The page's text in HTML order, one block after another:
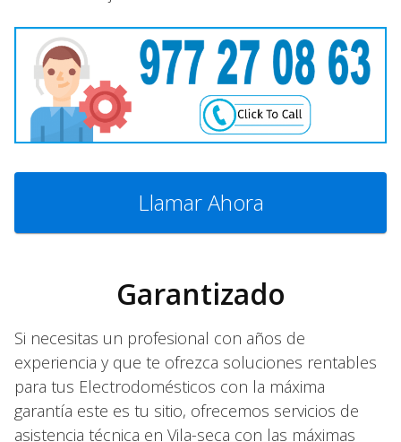
Llamar Ahora
Garantizado
Si necesitas un profesional con años de
experiencia y que te ofrezca soluciones rentables
para tus Electrodomésticos con la máxima
garantía este es tu sitio, ofrecemos servicios de
asistencia técnica en Vila-seca con las máximas